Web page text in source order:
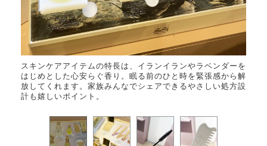
スキンケアアイテムの特長は、イランイランやラベンダーを
はじめとした心安らぐ香り。眠る前のひと時を緊張感から解
放してくれます。家族みんなでシェアできるやさしい処方設
計も嬉しいポイント。